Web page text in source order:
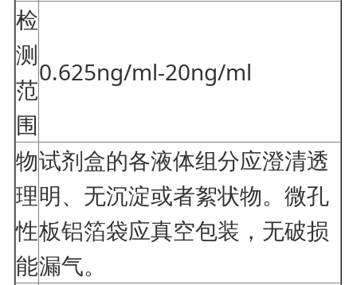
检
测
范
围
0.625ng/ml-20ng/ml
物
理
性
能
试剂盒的各液体组分应澄清透
明、无沉淀或者絮状物。微孔
板铝箔袋应真空包装，无破损
漏气。